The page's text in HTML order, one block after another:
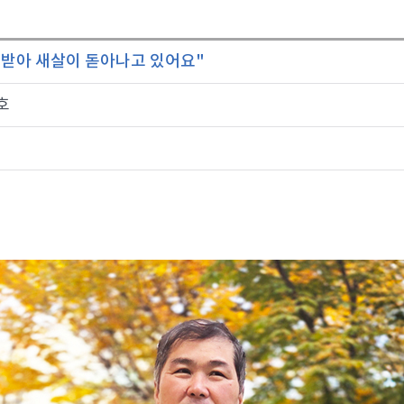
아 새살이 돋아나고 있어요"